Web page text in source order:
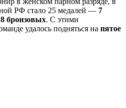
РФ стало 25 медалей — 7
бронзовых. С этими
удалось подняться на пятое